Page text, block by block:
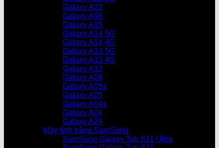
Galaxy A22
Galaxy A16
Galaxy A15
Galaxy A14 5G
Galaxy A14 4G
Galaxy A13 5G
Galaxy A13 4G
Galaxy A12
Galaxy A06
Galaxy A05s
Galaxy A05
Galaxy A04s
Galaxy A04
Galaxy A24
Máy tính bảng SamSung
SamSung Galaxy Tab S11 Ultra